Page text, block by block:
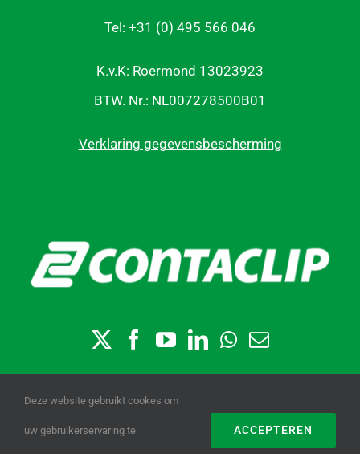
Tel: +31 (0) 495 566 046
K.v.K: Roermond 13023923
BTW. Nr.: NL007278500B01
Verklaring gegevensbescherming
Deze website gebruikt cookes om
uw gebruikerservaring te ACCEPTEREN